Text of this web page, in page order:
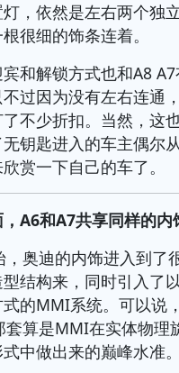
，依然是左右两个独
很细的饰条连着。
和解锁方式也和A8
过因为没有左右连通
不少折扣。当然，这
钥匙进入的车主偶尔
赏一下自己的车了。
A6和A7共享同样的内
，奥迪的内饰进入到了
结构来，同时引入了
的MMI系统。可以说
套算是MMI在实体物理
中做出来的巅峰水准。